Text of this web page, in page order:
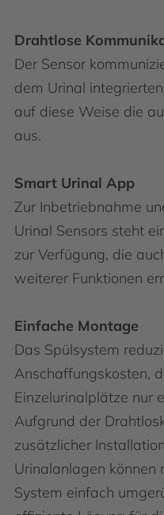
Drahtlose
Der Sensor
dem Urinal
auf diese Weise die
aus.
Smart Urinal App
Zur Inbetriebnahme
Urinal Sensors steht
zur Verfügung, die
weiterer Funktionen
Einfache Montage
Das Spülsystem
Anschaffungskosten,
Einzelurinalplätze nur
Aufgrund der
zusätzlicher
Urinalanlagen können
System einfach